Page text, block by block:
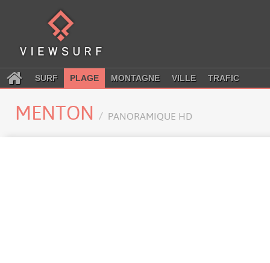
SURF PLAGE MONTAGNE VILLE TRAFIC
MENTON PANORAMIQUE HD